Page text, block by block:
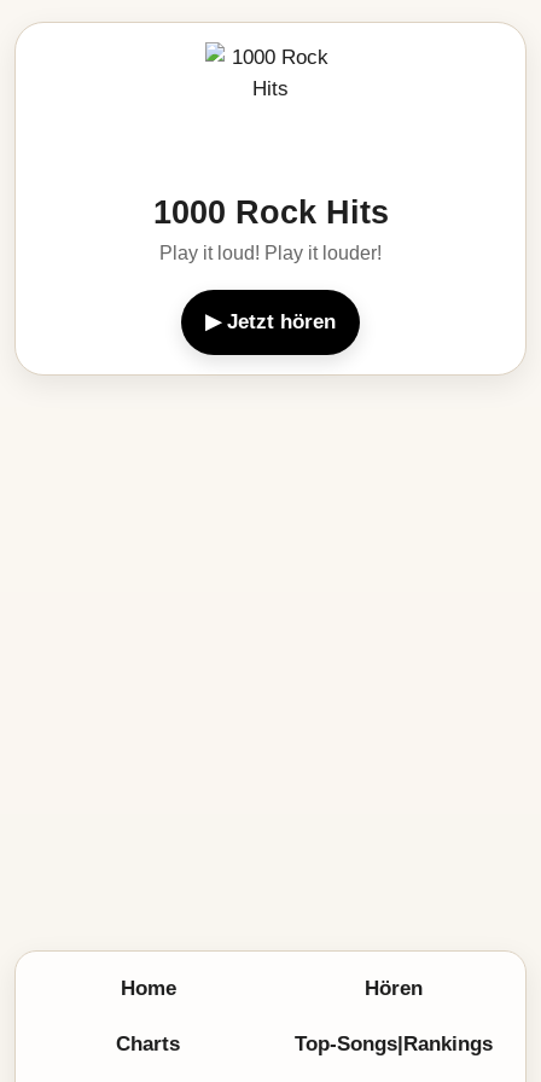
1000 Rock Hits
Play it loud! Play it louder!
▶ Jetzt hören
Home Hören
Charts Top-Songs|Rankings